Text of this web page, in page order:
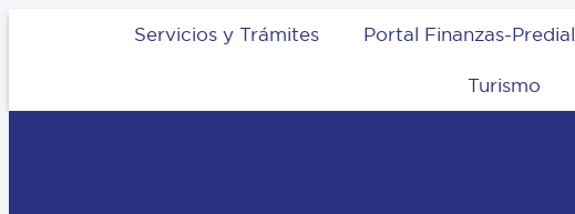
Servicios y Trámites Portal Finanzas-Predial
Turismo